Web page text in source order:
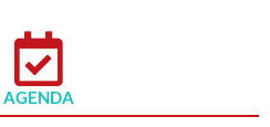
AGENDA